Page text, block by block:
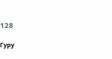
128
Гуру